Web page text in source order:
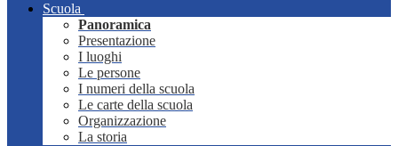
Scuola
Panoramica
Presentazione
I luoghi
Le persone
I numeri della scuola
Le carte della scuola
Organizzazione
La storia